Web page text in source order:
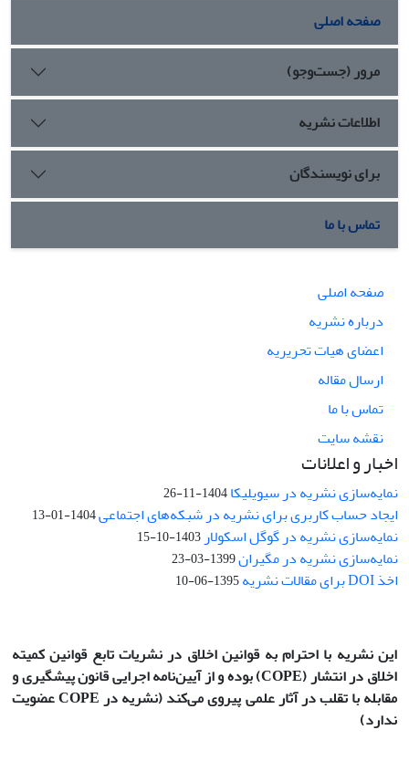
صفحه اصلی
مرور (جست‌وجو)
اطلاعات نشریه
برای نویسندگان
تماس با ما
صفحه اصلی
درباره نشریه
اعضای هیات تحریریه
ارسال مقاله
تماس با ما
نقشه سایت
اخبار و اعلانات
نمایه‌سازی نشریه در سیویلیکا1404-11-26
ایجاد حساب کاربری برای نشریه در شبکه‌های اجتماعی1404-01-13
نمایه‌سازی نشریه در گوگل اسکولار 1403-10-15
نمایه‌سازی نشریه در مگیران1399-03-23
اخذ DOI برای مقالات نشریه 1395-06-10
این نشریه با احترام به قوانین اخلاق در نشریات تابع قوانین کمیته
اخلاق در انتشار(COPE)بوده و از آیین‌نامه اجرایی قانون پیشگیری و
مقابله با تقلب در آثار علمی پیروی می‌کند (نشریه در COPE عضویت
ندارد)